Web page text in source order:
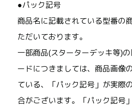
●パック記号
商品名に記載されている型番の
ただいております。
一部商品(スターターデッキ等)
ードにつきましては、商品画像
ている、「パック記号」が実際
合がございます。「パック記号